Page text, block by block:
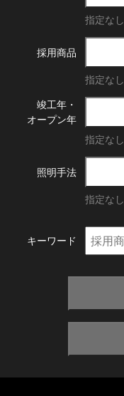
指定なし
採用商品
指定なし
竣工年・
オープン年
指定なし
照明手法
指定なし
キーワード